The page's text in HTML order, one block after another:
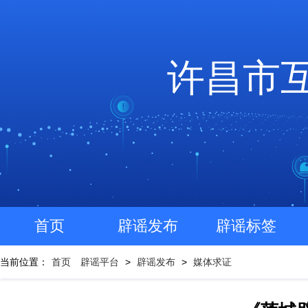
许昌市
首页 辟谣发布 辟谣标签
当前位置： 首页 辟谣平台 > 辟谣发布 > 媒体求证